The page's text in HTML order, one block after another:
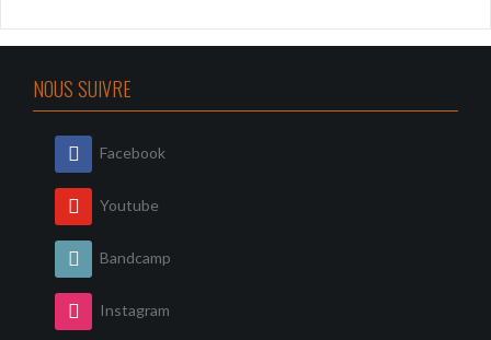
NOUS SUIVRE
Facebook
Youtube
Bandcamp
Instagram